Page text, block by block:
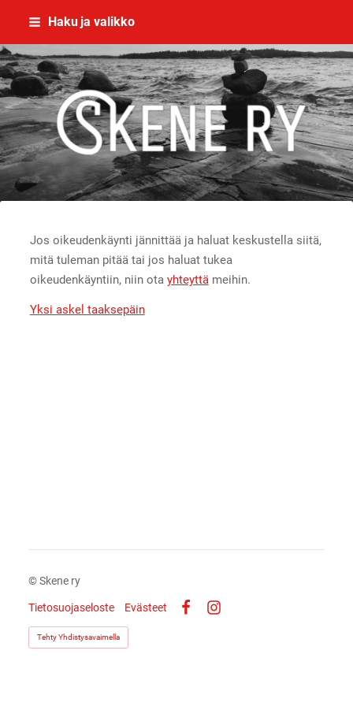
Siirry
sisältöön
Haku ja valikko
Skene - yhdessä rikoksettomaan
Jos oikeudenkäynti jännittää ja haluat keskustella siitä,
mitä tuleman pitää tai jos haluat tukea
oikeudenkäyntiin, niin ota yhteyttämeihin.
Yksi askel taaksepäin
©Skene ry
Tietosuojaseloste
Evästeet
Tehty Yhdistysavaimella